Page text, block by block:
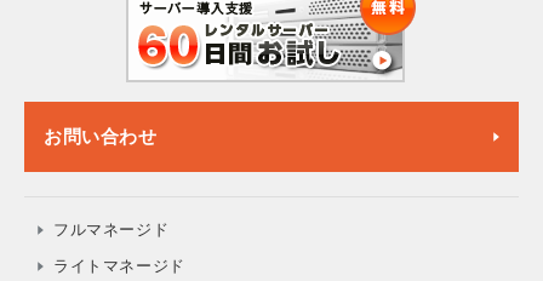
お問い合わせ
フルマネージド
ライトマネージド